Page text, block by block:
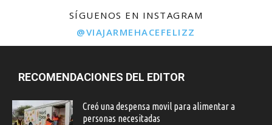
SÍGUENOS EN INSTAGRAM
@VIAJARMEHACEFELIZZ
RECOMENDACIONES DEL EDITOR
Creó una despensa movil para alimentar a
personas necesitadas